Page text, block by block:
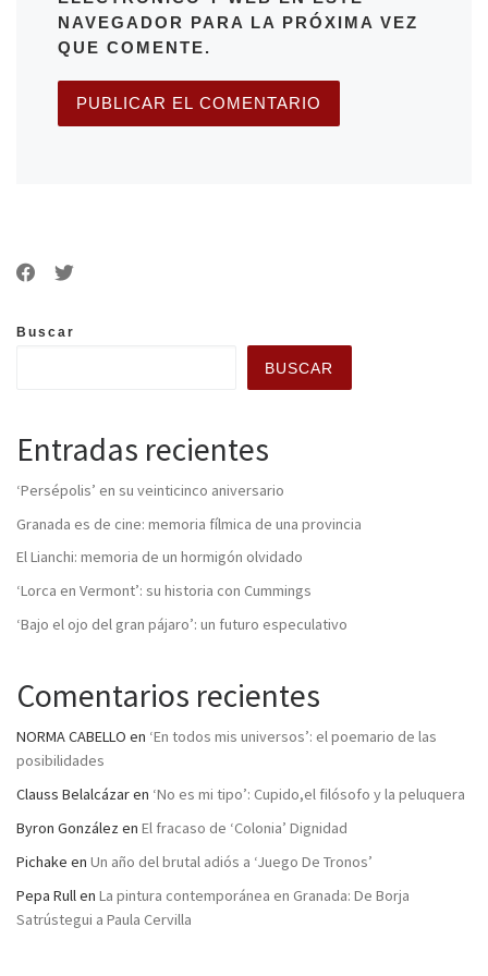
NAVEGADOR PARA LA PRÓXIMA VEZ
QUE COMENTE.
Buscar
BUSCAR
Entradas recientes
‘Persépolis’ en su veinticinco aniversario
Granada es de cine: memoria fílmica de una provincia
El Lianchi: memoria de un hormigón olvidado
‘Lorca en Vermont’: su historia con Cummings
‘Bajo el ojo del gran pájaro’: un futuro especulativo
Comentarios recientes
NORMA CABELLO en ‘En todos mis universos’: el poemario de las
posibilidades
Clauss Belalcázaren ‘No es mi tipo’: Cupido,el filósofo y la peluquera
Byron González en El fracaso de ‘Colonia’ Dignidad
Pichake en Un año del brutal adiós a ‘Juego De Tronos’
Pepa Rullen La pintura contemporánea en Granada: De Borja
Satrústegui a Paula Cervilla